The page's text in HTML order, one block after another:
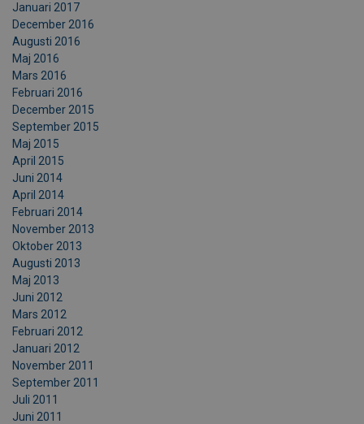
Januari 2017
December 2016
Augusti 2016
Maj 2016
Mars 2016
Februari 2016
December 2015
September 2015
Maj 2015
April 2015
Juni 2014
April 2014
Februari 2014
November 2013
Oktober 2013
Augusti 2013
Maj 2013
Juni 2012
Mars 2012
Februari 2012
Januari 2012
November 2011
September 2011
Juli 2011
Juni 2011